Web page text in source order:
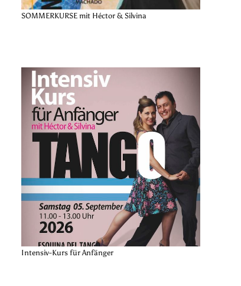
SOMMERKURSE mit Héctor & Silvina
Intensiv-Kurs für Anfänger